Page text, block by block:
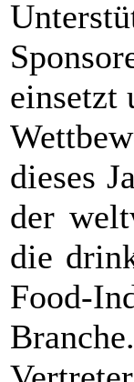
einsetzt
dieses
der
die
Food-